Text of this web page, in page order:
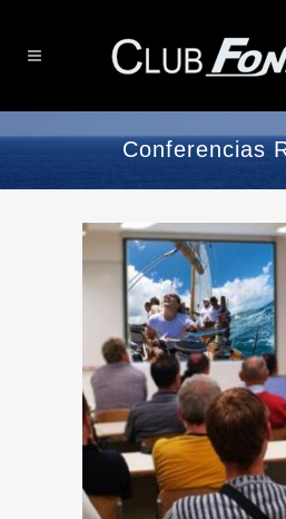
Conferencias